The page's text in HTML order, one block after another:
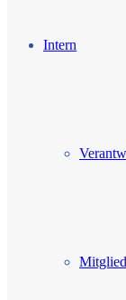
Intern